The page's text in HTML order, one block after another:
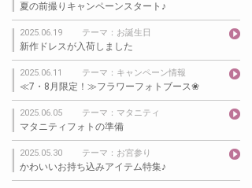
夏の前撮りキャンペーンスタート♪
2025.06.19 テーマ：お誕生日
新作ドレスが入荷しました
2025.06.11 テーマ：キャンペーン情報
≪7・8月限定！≫フラワーフォトブース❀
2025.06.05 テーマ：マタニティ
マタニティフォトの準備
2025.05.30 テーマ：お宮参り
かわいいお持ち込みアイテム特集♪